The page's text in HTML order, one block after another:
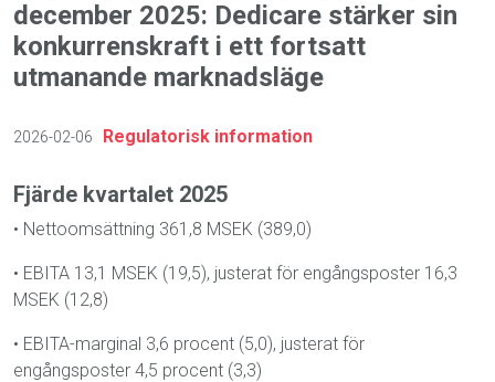
december 2025: Dedicare stärker sin
konkurrenskraft i ett fortsatt
utmanande marknadsläge
2026-02-06 Regulatorisk information
Fjärde kvartalet 2025
• Nettoomsättning 361,8 MSEK (389,0)
• EBITA 13,1 MSEK (19,5), justerat för engångsposter 16,3
MSEK (12,8)
• EBITA-marginal 3,6 procent (5,0), justerat för
engångsposter 4,5 procent (3,3)